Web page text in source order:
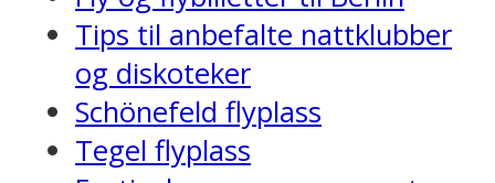
Tips til anbefalte nattklubber
og diskoteker
Schönefeld flyplass
Tegel flyplass